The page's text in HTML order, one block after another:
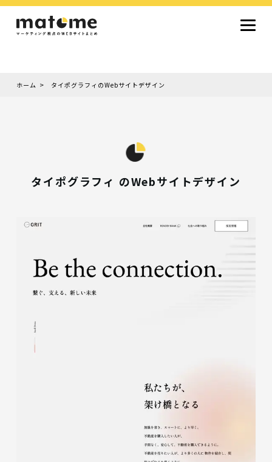
シンプルデザイン
クール・モダン
ナチュラル・温もり系
和風・ジャパニーズ
雑誌風・エディトリアル
イラスト
ミニマルデザイン
タイポグラフィ重視
グラデーション
高級感・ラグジュアリー
グリッドデザイン
フラットデザイン
モーション・アニメーション
テクスチャ・素材感
シングルページ
カラフル・多色
シルバー・銀色
ゴールド・金色
パープル・紫色
ブラウン・茶色
グリーン・緑色
ブルー・青色
イエロー・黄色
オレンジ・橙色
レッド・赤色
ピンク・桃色
グレー・灰色
ブラック・黒色
ホワイト・白色
ライトブルー・水色
ネイビー・紺色
業種・職種から探す
ファッション・トレンド
デザイン・ブランディング
働き方・組織文化・価値観
生活・趣味
NPO・自治体・行政
銀行・金融・フィンテック
健康・フィットネス
車・バイク・乗り物
建築・不動産・空間デザイン
転職・求人
文化・伝統・アート
クリエイティブ・マーケティング
ペット・動物
美容・エステ
教育・子育て・スクール
レストラン・飲食・ウェディング
旅行・観光・ホテル・旅館
医療・介護・ヘルスケア
音楽・映像・エンタメ
IT・ツール・アプリ
農業・畜産・食品
製造・素材・化学
コンサルティング・投資
土木・建設・インフラ整備
デジタルマーケティング・広告
化粧品・美容製品
人材紹介・派遣
法律・会計・士業
製薬・バイオテクノロジー
ホーム タイポグラフィのWebサイトデザイン
タイポグラフィ のWebサイトデザイン